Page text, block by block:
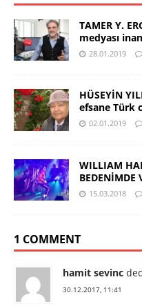
TAMER Y.
medyası
28.01.2019
HÜSEYİN
efsane Türk
02.01.2019
WILLIAM
BEDENİMDE
15.03.2018
1 COMMENT
hamit sevinc
30.12.2017, 11:41